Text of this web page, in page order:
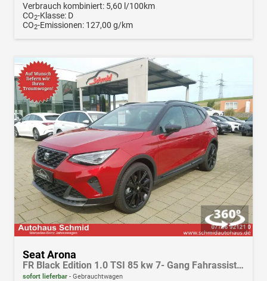
Verbrauch kombiniert: 5,60 l/100km
CO2-Klasse: D
CO2-Emissionen: 127,00 g/km
Seat Arona
FR Black Edition 1.0 TSI 85 kw 7- Gang Fahrassistenz-Paket, AHK, Navi, LED, Klima,Winterpak., Android Auto, Apple CarPlay
sofort lieferbar Gebrauchtwagen